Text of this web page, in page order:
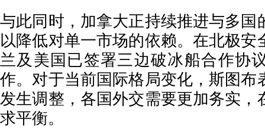
与此同时，加拿大正持续推进与多国
以降低对单一市场的依赖。在北极安
兰及美国已签署三边破冰船合作协
作。对于当前国际格局变化，斯图布
发生调整，各国外交需要更加务实，
求平衡。